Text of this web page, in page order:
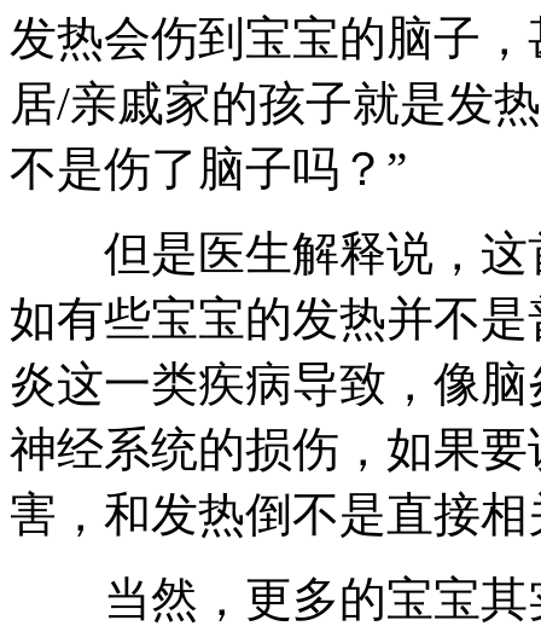
发热会伤到宝宝的脑子
居/亲戚家的孩子就是发
不是伤了脑子吗？”
但是医生解释说，这
如有些宝宝的发热并不
炎这一类疾病导致，像
神经系统的损伤，如果
害，和发热倒不是直接相
当然，更多的宝宝其